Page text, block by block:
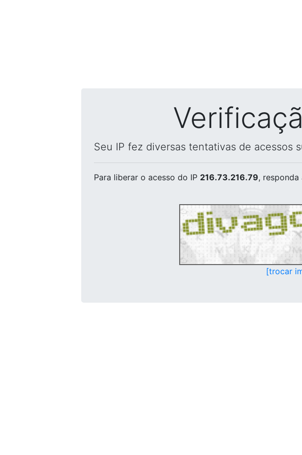
Seu IP fez diversas tentativas de acessos
Para liberar o acesso do IP 216.73.216.79,
[trocar